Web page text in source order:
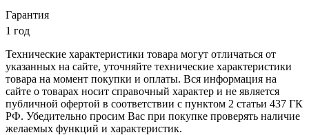
Гарантия
1 год
Технические характеристики товара могут отличаться от
указанных на сайте, уточняйте технические характеристики
товара на момент покупки и оплаты. Вся информация на
сайте о товарах носит справочный характер и не является
публичной офертой в соответствии с пунктом 2 статьи 437 ГК
РФ. Убедительно просим Вас при покупке проверять наличие
желаемых функций и характеристик.